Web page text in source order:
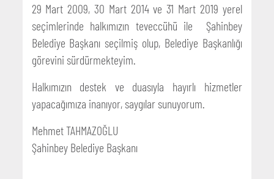
29 Mart 2009, 30 Mart 2014 ve 31 Mart 2019 yerel
seçimlerinde halkımızın teveccühü ile Şahinbey
Belediye Başkanı seçilmiş olup, Belediye Başkanlığı
görevini sürdürmekteyim.
Halkımızın destek ve duasıyla hayırlı hizmetler
yapacağımıza inanıyor, saygılar sunuyorum.
Mehmet TAHMAZOĞLU
Şahinbey Belediye Başkanı